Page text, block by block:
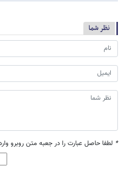
نظر شما
* لطفا حاصل عبارت را در جعبه متن روبرو